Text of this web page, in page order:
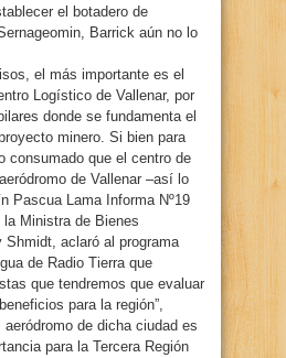
el botadero de
Barrick aún no lo
el más importante es el
Logístico de Vallenar, por
donde se fundamenta el
minero. Si bien para
consumado que el centro de
de Vallenar –así lo
Pascua Lama Informa Nº19
Ministra de Bienes
Shmidt, aclaró al programa
de Radio Tierra que
que tendremos que evaluar
para la región”,
de dicha ciudad es
para la Tercera Región